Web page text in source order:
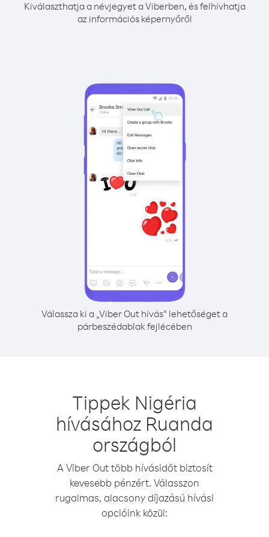
Kiválaszthatja a névjegyet a Viberben, és felhívhatja
az információs képernyőről
Válassza ki a „Viber Out hívás” lehetőséget a
párbeszédablak fejlécében
Tippek Nigéria
hívásához Ruanda
országból
A Viber Out több hívásidőt biztosít
kevesebb pénzért. Válasszon
rugalmas, alacsony díjazású hívási
opcióink közül: